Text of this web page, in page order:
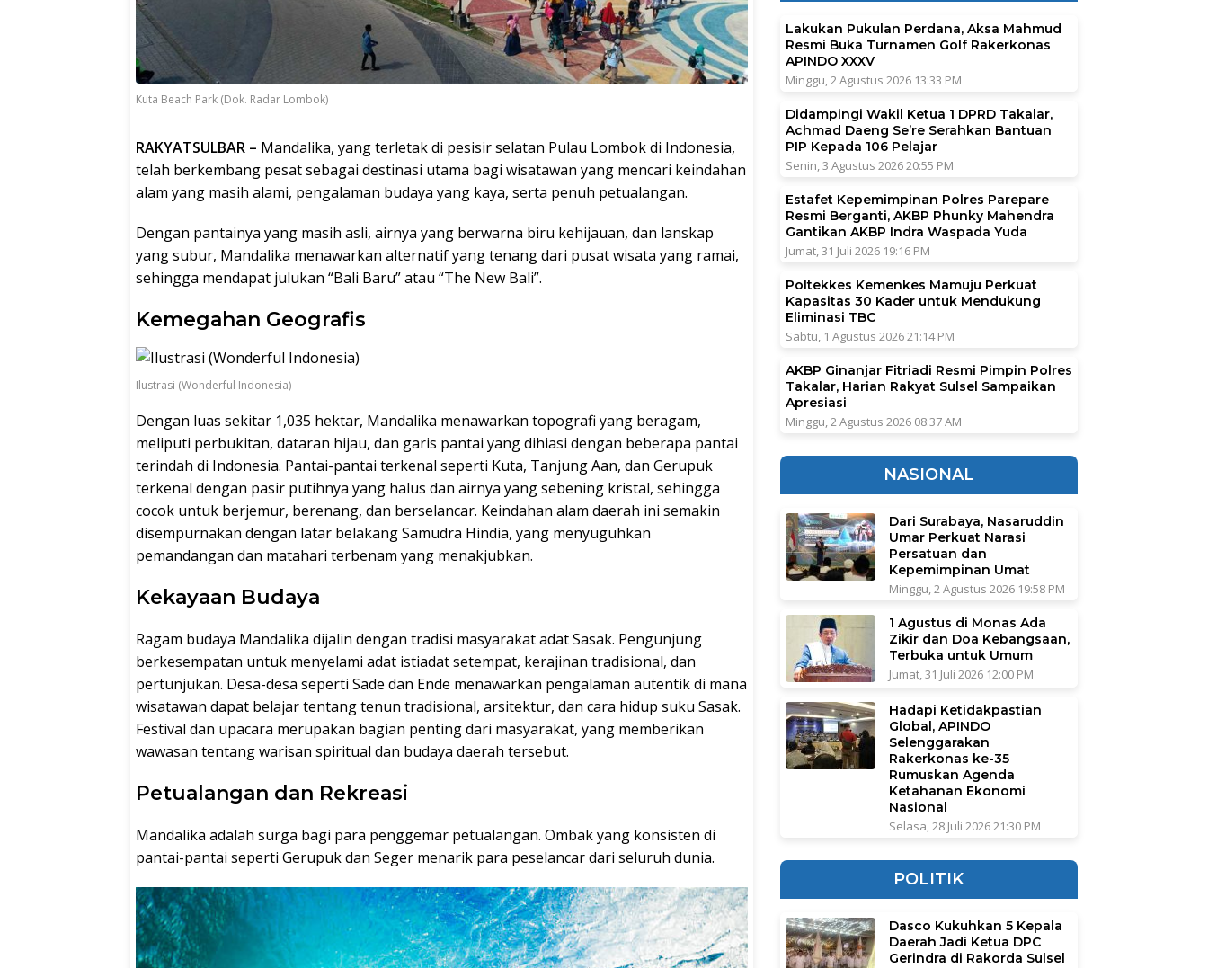
Kuta Beach Park (Dok. Radar Lombok)
RAKYATSULBAR – Mandalika, yang terletak di pesisir selatan Pulau Lombok di Indonesia,
telah berkembang pesat sebagai destinasi utama bagi wisatawan yang mencari keindahan
alam yang masih alami, pengalaman budaya yang kaya, serta penuh petualangan.
Dengan pantainya yang masih asli, airnya yang berwarna biru kehijauan, dan lanskap
yang subur, Mandalika menawarkan alternatif yang tenang dari pusat wisata yang ramai,
sehingga mendapat julukan “Bali Baru” atau “The New Bali”.
Kemegahan Geografis
Ilustrasi (Wonderful Indonesia)
Dengan luas sekitar 1,035 hektar, Mandalika menawarkan topografi yang beragam,
meliputi perbukitan, dataran hijau, dan garis pantai yang dihiasi dengan beberapa pantai
terindah di Indonesia. Pantai-pantai terkenal seperti Kuta, Tanjung Aan, dan Gerupuk
terkenal dengan pasir putihnya yang halus dan airnya yang sebening kristal, sehingga
cocok untuk berjemur, berenang, dan berselancar. Keindahan alam daerah ini semakin
disempurnakan dengan latar belakang Samudra Hindia, yang menyuguhkan
pemandangan dan matahari terbenam yang menakjubkan.
Kekayaan Budaya
Ragam budaya Mandalika dijalin dengan tradisi masyarakat adat Sasak. Pengunjung
berkesempatan untuk menyelami adat istiadat setempat, kerajinan tradisional, dan
pertunjukan. Desa-desa seperti Sade dan Ende menawarkan pengalaman autentik di mana
wisatawan dapat belajar tentang tenun tradisional, arsitektur, dan cara hidup suku Sasak.
Festival dan upacara merupakan bagian penting dari masyarakat, yang memberikan
wawasan tentang warisan spiritual dan budaya daerah tersebut.
Petualangan dan Rekreasi
Mandalika adalah surga bagi para penggemar petualangan. Ombak yang konsisten di
pantai-pantai seperti Gerupuk dan Seger menarik para peselancar dari seluruh dunia.
Lakukan Pukulan Perdana, Aksa Mahmud
Resmi Buka Turnamen Golf Rakerkonas
APINDO XXXV
Minggu, 2 Agustus 2026 13:33 PM
Didampingi Wakil Ketua 1 DPRD Takalar,
Achmad Daeng Se’re Serahkan Bantuan
PIP Kepada 106 Pelajar
Senin, 3 Agustus 2026 20:55 PM
Estafet Kepemimpinan Polres Parepare
Resmi Berganti, AKBP Phunky Mahendra
Gantikan AKBP Indra Waspada Yuda
Jumat, 31 Juli 2026 19:16 PM
Poltekkes Kemenkes Mamuju Perkuat
Kapasitas 30 Kader untuk Mendukung
Eliminasi TBC
Sabtu, 1 Agustus 2026 21:14 PM
AKBP Ginanjar Fitriadi Resmi Pimpin Polres
Takalar, Harian Rakyat Sulsel Sampaikan
Apresiasi
Minggu, 2 Agustus 2026 08:37 AM
NASIONAL
Dari Surabaya, Nasaruddin
Umar Perkuat Narasi
Persatuan dan
Kepemimpinan Umat
Minggu, 2 Agustus 2026 19:58 PM
1 Agustus di Monas Ada
Zikir dan Doa Kebangsaan,
Terbuka untuk Umum
Jumat, 31 Juli 2026 12:00 PM
Hadapi Ketidakpastian
Global, APINDO
Selenggarakan
Rakerkonas ke-35
Rumuskan Agenda
Ketahanan Ekonomi
Nasional
Selasa, 28 Juli 2026 21:30 PM
POLITIK
Dasco Kukuhkan 5 Kepala
Daerah Jadi Ketua DPC
Gerindra di Rakorda Sulsel